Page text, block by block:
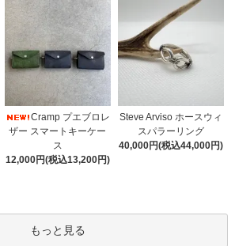
Cramp プエブロレ
ザー スマートキーケー
ス
12,000円(税込13,200円)
Steve Arviso ホースウィ
スパラーリング
40,000円(税込44,000円)
もっと見る